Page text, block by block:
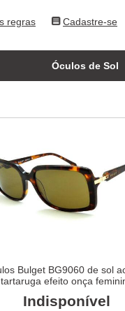
Cadastre-se
regras
Óculos de Sol
Bulget BG9060 de sol
tartaruga efeito onça
Indisponível